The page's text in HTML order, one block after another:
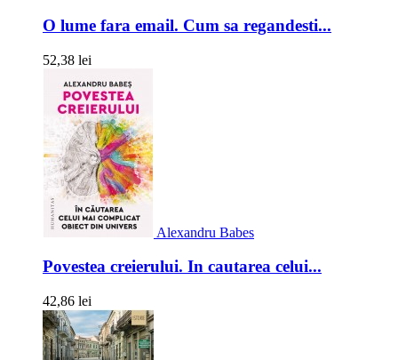
O lume fara email. Cum sa regandesti...
52,38 lei
Alexandru Babes
Povestea creierului. In cautarea celui...
42,86 lei